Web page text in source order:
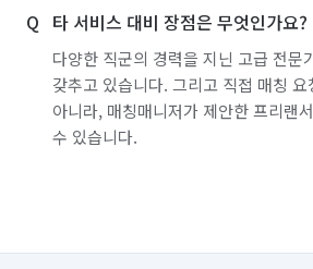
타 서비스 대비 장점은 무엇인가요?
다양한 직군의 경력을 지닌 고급 전문
갖추고 있습니다. 그리고 직접 매칭
아니라, 매칭매니저가 제안한 프리랜
수 있습니다.